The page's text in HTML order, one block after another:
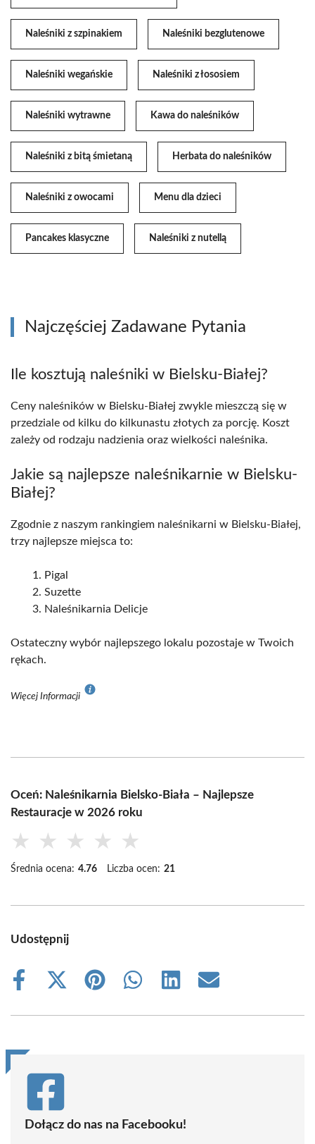
Naleśniki z szpinakiem Naleśniki bezglutenowe
Naleśniki wegańskie Naleśniki z łososiem
Naleśniki wytrawne Kawa do naleśników
Naleśniki z bitą śmietaną Herbata do naleśników
Naleśniki z owocami Menu dla dzieci
Pancakes klasyczne Naleśniki z nutellą
Najczęściej Zadawane Pytania
Ile kosztują naleśniki w Bielsku-Białej?
Ceny naleśników w Bielsku-Białej zwykle mieszczą się w
przedziale od kilku do kilkunastu złotych za porcję. Koszt
zależy od rodzaju nadzienia oraz wielkości naleśnika.
Jakie są najlepsze naleśnikarnie w Bielsku-
Białej?
Zgodnie z naszym rankingiem naleśnikarni w Bielsku-Białej,
trzy najlepsze miejsca to:
Pigal
Suzette
Naleśnikarnia Delicje
Ostateczny wybór najlepszego lokalu pozostaje w Twoich
rękach.
Więcej Informacji
Oceń: Naleśnikarnia Bielsko-Biała – Najlepsze
Restauracje w 2026 roku
★ ★ ★ ★ ★
Średnia ocena: 4.76 Liczba ocen: 21
Udostępnij
Share
Share
(Twitter)
Share
Share
Share
Share
Dołącz do nas na Facebooku!